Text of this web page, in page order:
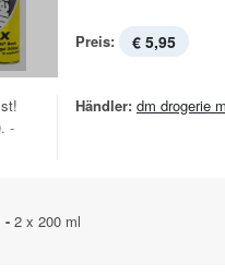
Preis: € 5,95
-
Händler: dm drogerie
- 2 x 200 ml